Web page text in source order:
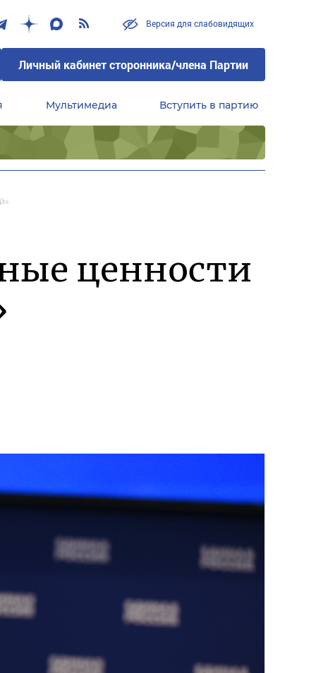
Версия для слабовидящих
Личный кабинет сторонника/члена Партии
Мультимедиа Вступить в партию
ценности